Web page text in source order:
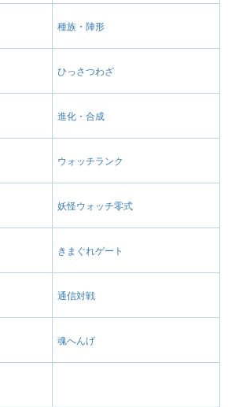
種族・陣形
ひっさつわざ
進化・合成
ウォッチランク
妖怪ウォッチ零式
きまぐれゲート
通信対戦
魂へんげ